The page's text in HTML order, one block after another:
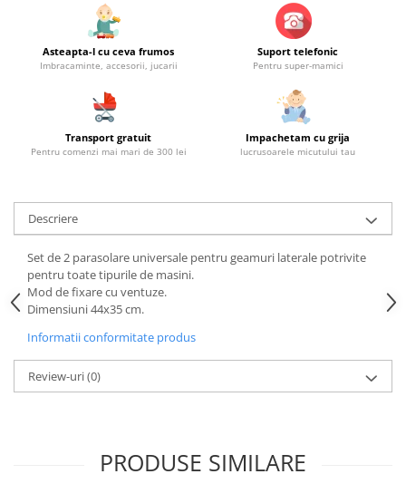
Asteapta-l cu ceva frumos
Imbracaminte, accesorii, jucarii
Suport telefonic
Pentru super-mamici
Transport gratuit
Pentru comenzi mai mari de 300 lei
Impachetam cu grija
lucrusoarele micutului tau
Descriere
Set de 2 parasolare universale pentru geamuri laterale potrivite
pentru toate tipurile de masini.
Mod de fixare cu ventuze.
Dimensiuni 44x35 cm.
Informatii conformitate produs
Review-uri(0)
PRODUSE SIMILARE